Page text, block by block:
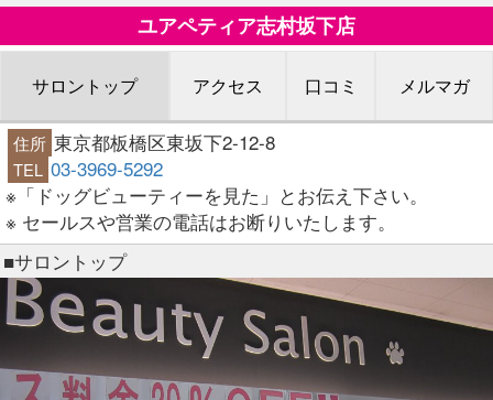
ユアペティア志村坂下店
サロントップ アクセス 口コミ メルマガ
住所 東京都板橋区東坂下2-12-8
TEL 03-3969-5292
※「ドッグビューティーを見た」とお伝え下さい。
※ セールスや営業の電話はお断りいたします。
■サロントップ